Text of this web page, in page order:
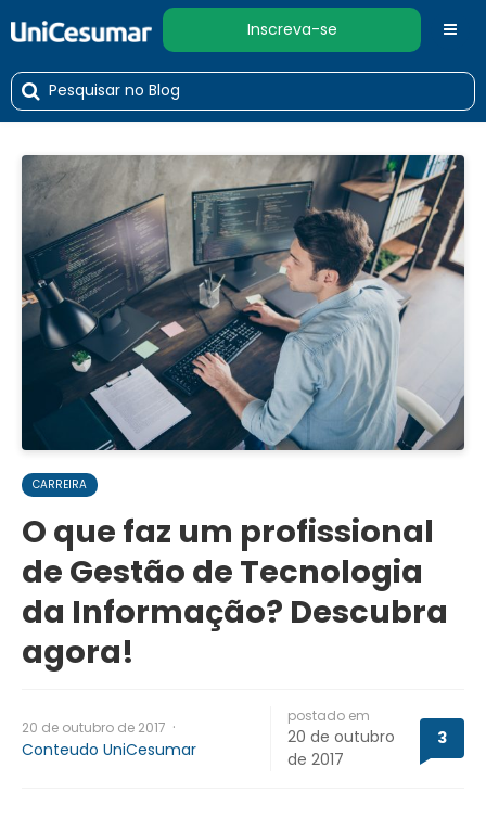
Inscreva-se
CARREIRA
O que faz um profissional
de Gestão de Tecnologia
da Informação? Descubra
agora!
20 de outubro de 2017 ·
Conteudo UniCesumar
postado em
20 de outubro
de 2017
3